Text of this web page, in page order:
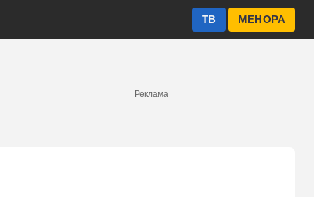
МЕНОРА
ТВ
Реклама